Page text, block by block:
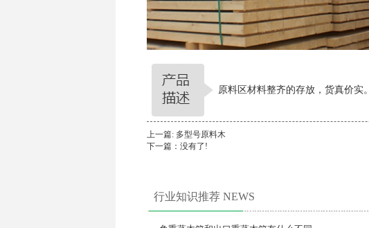
原料区材料整齐的存放，货真价实。
上一篇: 多型号原料木
下一篇：没有了!
行业知识推荐 NEWS